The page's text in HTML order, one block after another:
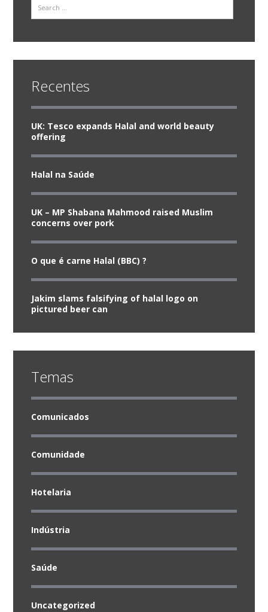
Recentes
UK: Tesco expands Halal and world beauty
offering
Halal na Saúde
UK – MP Shabana Mahmood raised Muslim
concerns over pork
O que é carne Halal (BBC) ?
Jakim slams falsifying of halal logo on
pictured beer can
Temas
Comunicados
Comunidade
Hotelaria
Indústria
Saúde
Uncategorized